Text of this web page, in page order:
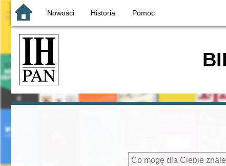
Nowości Historia Pomoc